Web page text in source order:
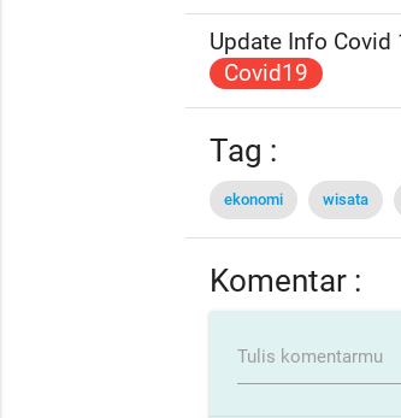
Update Info
Covid19
Tag :
ekonomi wisata
Komentar :
Tulis komentarmu